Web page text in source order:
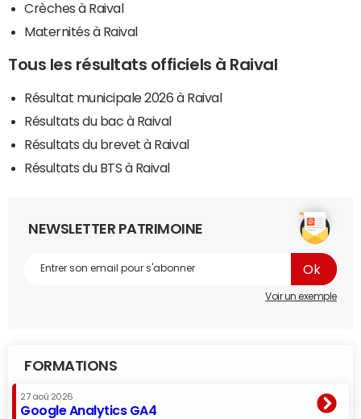
Crèches à Raival
Maternités à Raival
Tous les résultats officiels à Raival
Résultat municipale 2026 à Raival
Résultats du bac à Raival
Résultats du brevet à Raival
Résultats du BTS à Raival
NEWSLETTER PATRIMOINE
Voir un exemple
FORMATIONS
27 aoû 2026
Google Analytics GA4